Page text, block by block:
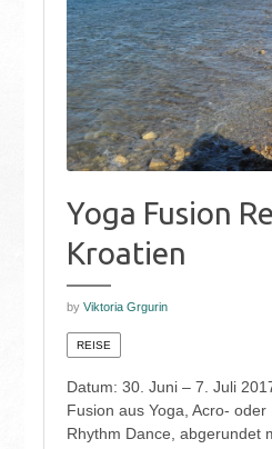
Yoga Fusion
Kroatien
by Viktoria Grgurin
REISE
Datum: 30. Juni – 7. Juli
Fusion aus Yoga, Acro- oder
Rhythm Dance, abgerundet